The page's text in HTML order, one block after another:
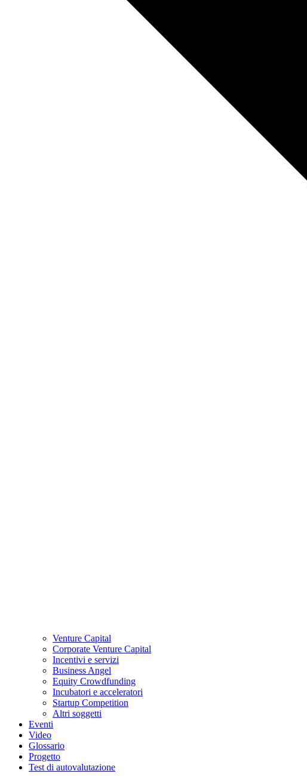
Venture Capital
Corporate Venture Capital
Incentivi e servizi
Business Angel
Equity Crowdfunding
Incubatori e acceleratori
Startup Competition
Altri soggetti
Eventi
Video
Glossario
Progetto
Test di autovalutazione